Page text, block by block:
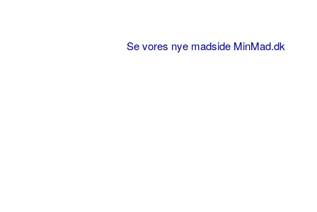
Se vores nye madside MinMad.dk